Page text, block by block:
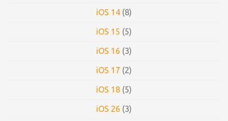
iOS 14 (8)
iOS 15 (5)
iOS 16 (3)
iOS 17 (2)
iOS 18 (5)
iOS 26 (3)